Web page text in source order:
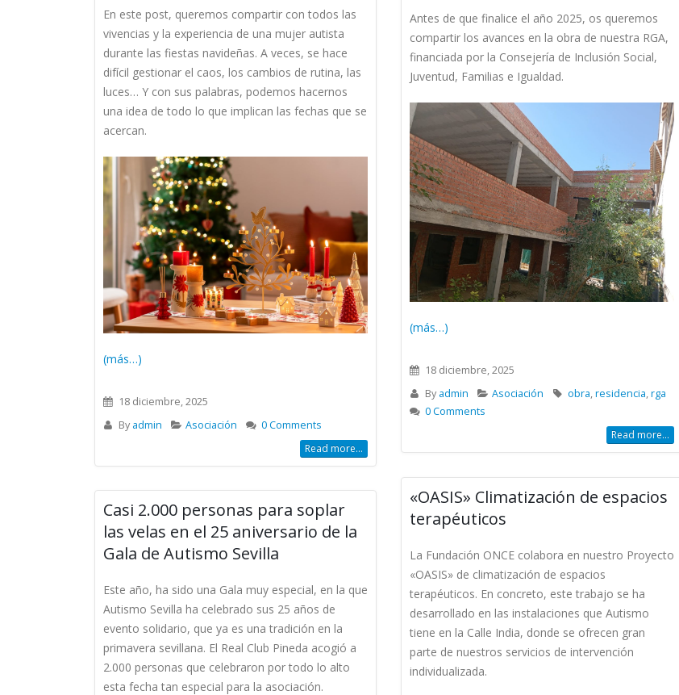
En este post, queremos compartir con todos las
vivencias y la experiencia de una mujer autista
durante las fiestas navideñas. A veces, se hace
difícil gestionar el caos, los cambios de rutina, las
luces… Y con sus palabras, podemos hacernos
una idea de todo lo que implican las fechas que se
acercan.
(más…)
18 diciembre, 2025
By admin Asociación
0 Comments
Read more...
Antes de que finalice el año 2025, os queremos
compartir los avances en la obra de nuestra RGA,
financiada por la Consejería de Inclusión Social,
Juventud, Familias e Igualdad.
(más…)
18 diciembre, 2025
By admin Asociación obra,residencia,rga
0 Comments
Read more...
«OASIS» Climatización de espacios
terapéuticos
La Fundación ONCE colabora en nuestro Proyecto
«OASIS» de climatización de espacios
terapéuticos. En concreto, este trabajo se ha
desarrollado en las instalaciones que Autismo
tiene en la Calle India, donde se ofrecen gran
parte de nuestros servicios de intervención
individualizada.
Casi 2.000 personas para soplar
las velas en el 25 aniversario de la
Gala de Autismo Sevilla
Este año, ha sido una Gala muy especial, en la que
Autismo Sevilla ha celebrado sus 25 años de
evento solidario, que ya es una tradición en la
primavera sevillana. El Real Club Pineda acogió a
2.000 personas que celebraron por todo lo alto
esta fecha tan especial para la asociación.